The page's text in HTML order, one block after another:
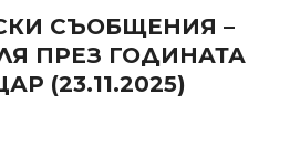
СЪОБЩЕНИЯ –
ПРЕЗ ГОДИНАТА
(23.11.2025)